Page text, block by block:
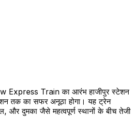
Express Train का आरंभ हाजीपुर स्टेशन
तक का सफर अनूठा होगा। यह ट्रेन
और दुमका जैसे महत्वपूर्ण स्थानों के बीच तेजी